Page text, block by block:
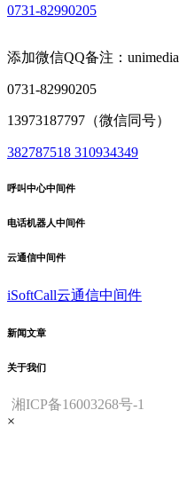
0731-82990205
添加微信QQ备注：unimedia
0731-82990205
13973187797（微信同号）
382787518 310934349
呼叫中心中间件
电话机器人中间件
云通信中间件
iSoftCall云通信中间件
新闻文章
关于我们
湘ICP备16003268号-1
×